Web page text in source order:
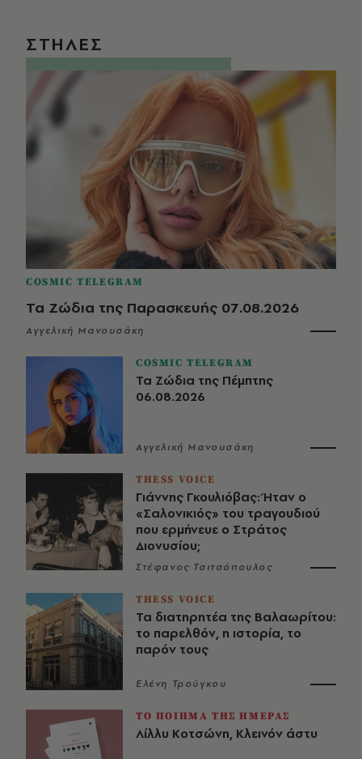
ΣΤΗΛΕΣ
COSMIC TELEGRAM
Τα Ζώδια της Παρασκευής 07.08.2026
Αγγελική Μανουσάκη
COSMIC TELEGRAM
Τα Ζώδια της Πέμπτης
06.08.2026
Αγγελική Μανουσάκη
THESS VOICE
Γιάννης Γκουλιόβας: Ήταν ο
«Σαλονικιός» του τραγουδιού
που ερμήνευε ο Στράτος
Διονυσίου;
Στέφανος Τσιτσόπουλος
THESS VOICE
Τα διατηρητέα της Βαλαωρίτου:
το παρελθόν, η ιστορία, το
παρόν τους
Ελένη Τρούγκου
ΤΟ ΠΟΙΗΜΑ ΤΗΣ ΗΜΕΡΑΣ
Λίλλυ Κοτσώνη, Κλεινόν άστυ